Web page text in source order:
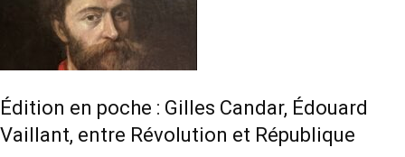
Édition en poche : Gilles Candar, Édouard
Vaillant, entre Révolution et République